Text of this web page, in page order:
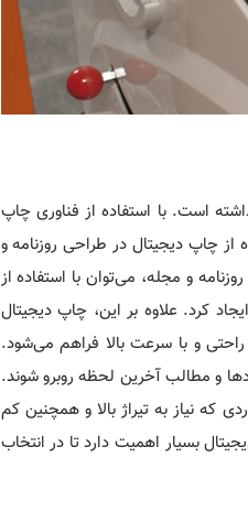
است. با استفاده از فناوری چاپ
چاپ دیجیتال در طراحی روزنامه و
و مجله، می‌توان با استفاده از
کرد. علاوه بر این، چاپ دیجیتال
راحتی و با سرعت بالا فراهم می‌شود.
و مطالب آخرین لحظه روبرو شوند.
که نیاز به تیراژ بالا و همچنین کم
بسیار اهمیت دارد تا در انتخاب